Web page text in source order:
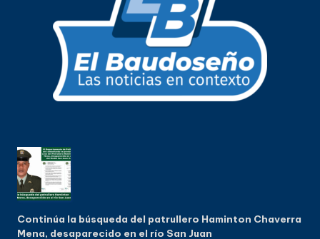
Continúa la búsqueda del patrullero Haminton Chaverra
Mena, desaparecido en el río San Juan